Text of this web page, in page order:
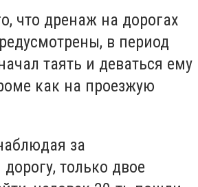
что дренаж на дорогах
в период
таять и деваться ему
как на проезжую
за
только двое